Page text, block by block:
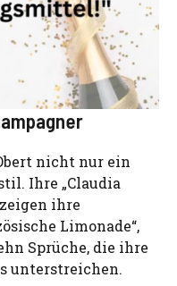
nicht nur ein
Ihre „Claudia
ihre
Limonade“,
Sprüche, die ihre
unterstreichen.